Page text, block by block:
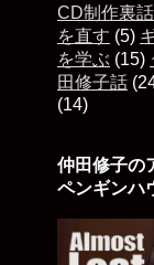
CD制作裏話
を直す (5)
を学ぶ (15)
田修子話
(14)
仲田修子
ペンギン